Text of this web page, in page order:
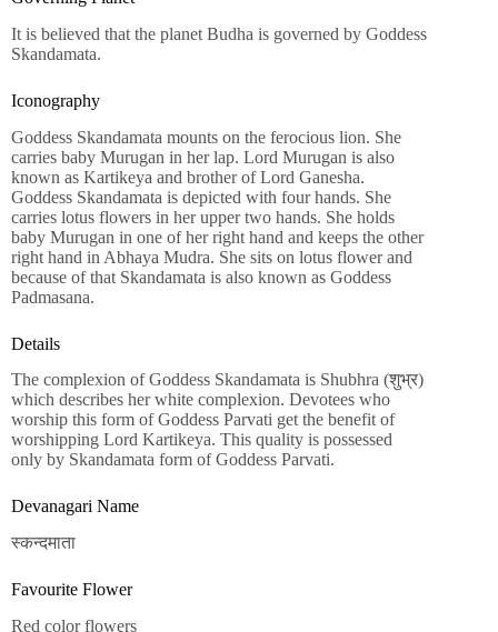
It is believed that the planet Budha is governed by Goddess
Skandamata.
Iconography
Goddess Skandamata mounts on the ferocious lion. She
carries baby Murugan in her lap. Lord Murugan is also
known as Kartikeya and brother of Lord Ganesha.
Goddess Skandamata is depicted with four hands. She
carries lotus flowers in her upper two hands. She holds
baby Murugan in one of her right hand and keeps the other
right hand in Abhaya Mudra. She sits on lotus flower and
because of that Skandamata is also known as Goddess
Padmasana.
Details
The complexion of Goddess Skandamata is Shubhra (शुभ्र)
which describes her white complexion. Devotees who
worship this form of Goddess Parvati get the benefit of
worshipping Lord Kartikeya. This quality is possessed
only by Skandamata form of Goddess Parvati.
Devanagari Name
स्कन्दमाता
Favourite Flower
Red color flowers